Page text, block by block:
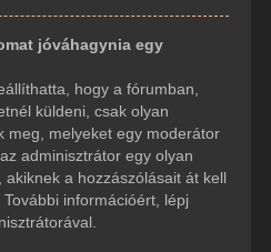
jóváhagynia egy
hogy a fórumban,
küldeni, csak olyan
meg, melyeket egy moderátor
adminisztrátor egy olyan
a hozzászólásait át kell
információért, lépj